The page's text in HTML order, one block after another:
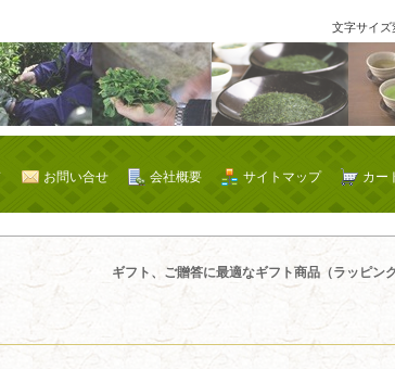
文字サイズ
カー
サイトマップ
会社概要
お問い合せ
ギフト、ご贈答に最適なギフト商品（ラッピン